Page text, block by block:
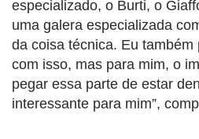
especializado, o Burti, o
uma galera especializada
da coisa técnica. Eu
com isso, mas para mim, o
pegar essa parte de estar
interessante para mim”,